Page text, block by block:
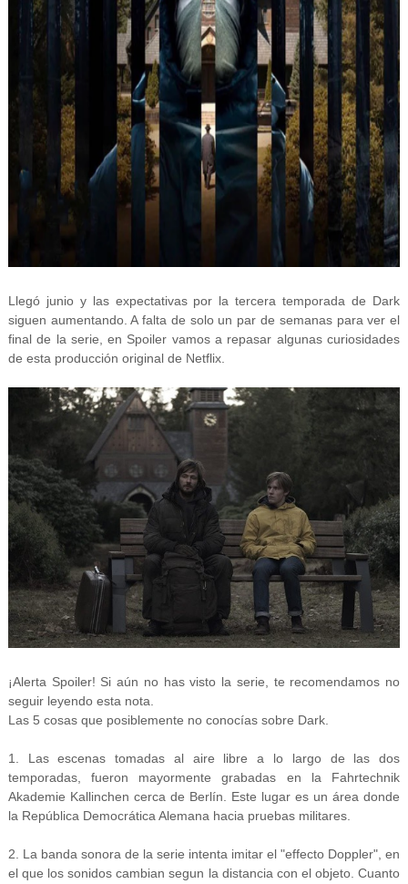
Llegó junio y las expectativas por la tercera temporada de Dark
siguen aumentando. A falta de solo un par de semanas para ver el
final de la serie, en Spoiler vamos a repasar algunas curiosidades
de esta producción original de Netflix.
¡Alerta Spoiler! Si aún no has visto la serie, te recomendamos no
seguir leyendo esta nota.
Las 5 cosas que posiblemente no conocías sobre Dark.
1. Las escenas tomadas al aire libre a lo largo de las dos
temporadas, fueron mayormente grabadas en la Fahrtechnik
Akademie Kallinchen cerca de Berlín. Este lugar es un área donde
la República Democrática Alemana hacia pruebas militares.
2. La banda sonora de la serie intenta imitar el "effecto Doppler", en
el que los sonidos cambian segun la distancia con el objeto. Cuanto